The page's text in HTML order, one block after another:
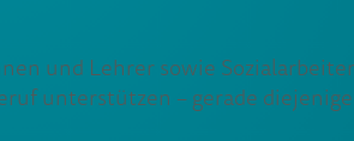
und Lehrer sowie
unterstützen – gerade